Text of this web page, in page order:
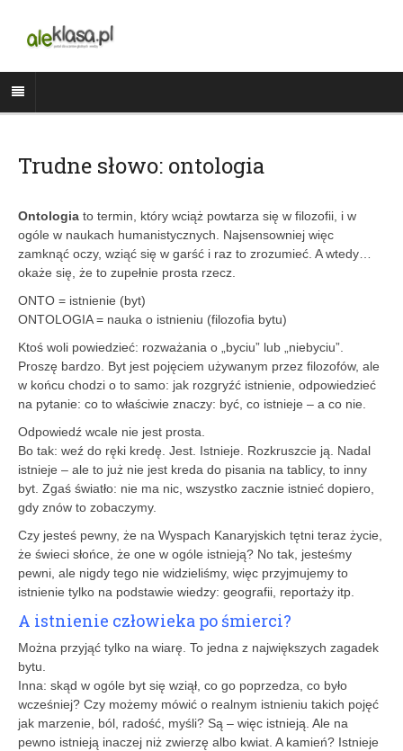
Trudne słowo: ontologia
Ontologia to termin, który wciąż powtarza się w filozofii, i w
ogóle w naukach humanistycznych. Najsensowniej więc
zamknąć oczy, wziąć się w garść i raz to zrozumieć. A wtedy…
okaże się, że to zupełnie prosta rzecz.
ONTO = istnienie (byt)
ONTOLOGIA = nauka o istnieniu (filozofia bytu)
Ktoś woli powiedzieć: rozważania o „byciu” lub „niebyciu”.
Proszę bardzo. Byt jest pojęciem używanym przez filozofów, ale
w końcu chodzi o to samo: jak rozgryźć istnienie, odpowiedzieć
na pytanie: co to właściwie znaczy: być, co istnieje – a co nie.
Odpowiedź wcale nie jest prosta.
Bo tak: weź do ręki kredę. Jest. Istnieje. Rozkruszcie ją. Nadal
istnieje – ale to już nie jest kreda do pisania na tablicy, to inny
byt. Zgaś światło: nie ma nic, wszystko zacznie istnieć dopiero,
gdy znów to zobaczymy.
Czy jesteś pewny, że na Wyspach Kanaryjskich tętni teraz życie,
że świeci słońce, że one w ogóle istnieją? No tak, jesteśmy
pewni, ale nigdy tego nie widzieliśmy, więc przyjmujemy to
istnienie tylko na podstawie wiedzy: geografii, reportaży itp.
A istnienie człowieka po śmierci?
Można przyjąć tylko na wiarę. To jedna z największych zagadek
bytu.
Inna: skąd w ogóle byt się wziął, co go poprzedza, co było
wcześniej? Czy możemy mówić o realnym istnieniu takich pojęć
jak marzenie, ból, radość, myśli? Są – więc istnieją. Ale na
pewno istnieją inaczej niż zwierzę albo kwiat. A kamień? Istnieje